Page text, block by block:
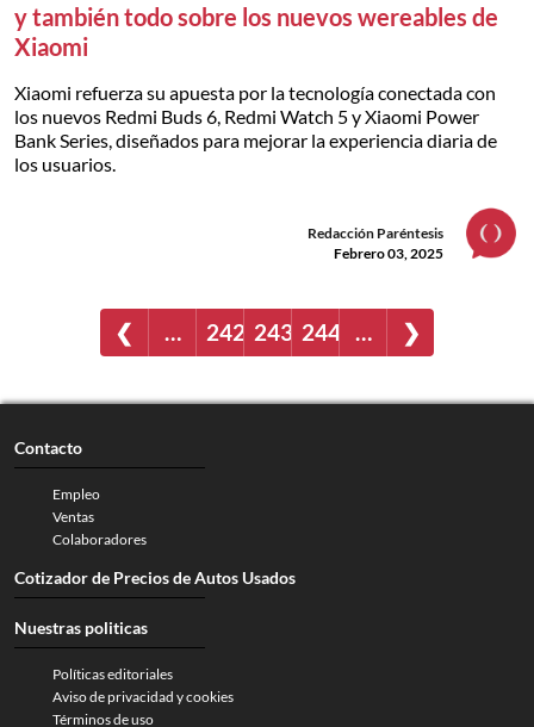
y también todo sobre los nuevos wereables de
Xiaomi
Xiaomi refuerza su apuesta por la tecnología conectada con
los nuevos Redmi Buds 6, Redmi Watch 5 y Xiaomi Power
Bank Series, diseñados para mejorar la experiencia diaria de
los usuarios.
Redacción Paréntesis
Febrero 03, 2025
❮ … 242 243 244 … ❯
Contacto
Empleo
Ventas
Colaboradores
Cotizador de Precios de Autos Usados
Nuestras politicas
Políticas editoriales
Aviso de privacidad y cookies
Términos de uso